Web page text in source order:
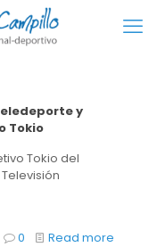
y
Tokio
Tokio del
0 Read more